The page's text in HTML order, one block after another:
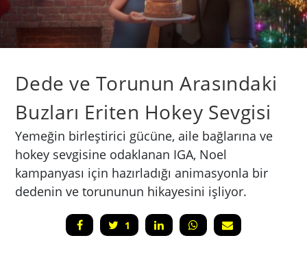
Dede ve Torunun Arasındaki
Buzları Eriten Hokey Sevgisi
Yemeğin birleştirici gücüne, aile bağlarına ve
hokey sevgisine odaklanan IGA, Noel
kampanyası için hazırladığı animasyonla bir
dedenin ve torununun hikayesini işliyor.
1